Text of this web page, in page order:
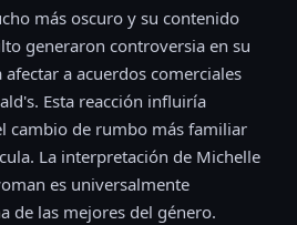
más oscuro y su contenido
generaron controversia en su
a acuerdos comerciales
Esta reacción influiría
cambio de rumbo más familiar
La interpretación de Michelle
es universalmente
de las mejores del género.